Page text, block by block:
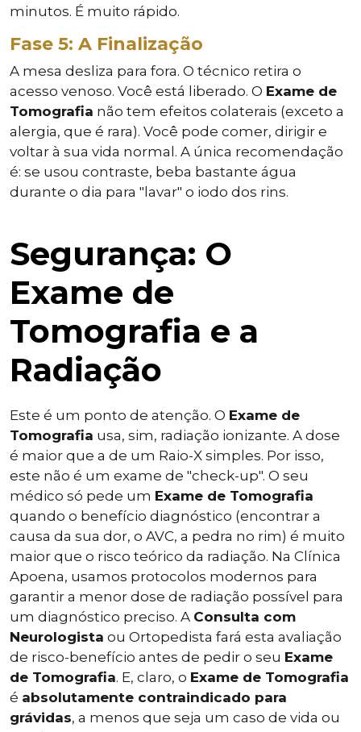
minutos. É muito rápido.
Fase 5: A Finalização
A mesa desliza para fora. O técnico retira o
acesso venoso. Você está liberado. O Exame de
Tomografia não tem efeitos colaterais (exceto a
alergia, que é rara). Você pode comer, dirigir e
voltar à sua vida normal. A única recomendação
é: se usou contraste, beba bastante água
durante o dia para "lavar" o iodo dos rins.
Segurança: O
Exame de
Tomografia e a
Radiação
Este é um ponto de atenção. O Exame de
Tomografia usa, sim, radiação ionizante. A dose
é maior que a de um Raio-X simples. Por isso,
este não é um exame de "check-up". O seu
médico só pede um Exame de Tomografia
quando o benefício diagnóstico (encontrar a
causa da sua dor, o AVC, a pedra no rim) é muito
maior que o risco teórico da radiação. Na Clínica
Apoena, usamos protocolos modernos para
garantir a menor dose de radiação possível para
um diagnóstico preciso. A Consulta com
Neurologista ou Ortopedista fará esta avaliação
de risco-benefício antes de pedir o seu Exame
de Tomografia. E, claro, o Exame de Tomografia
é absolutamente contraindicado para
grávidas, a menos que seja um caso de vida ou